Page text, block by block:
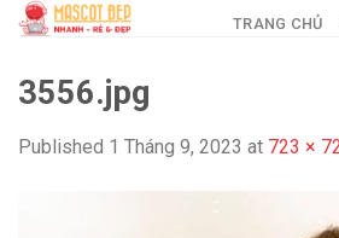
Skip
content
TRANG CHỦ
3556.jpg
Published 1 Tháng 9, 2023 at 723 ×